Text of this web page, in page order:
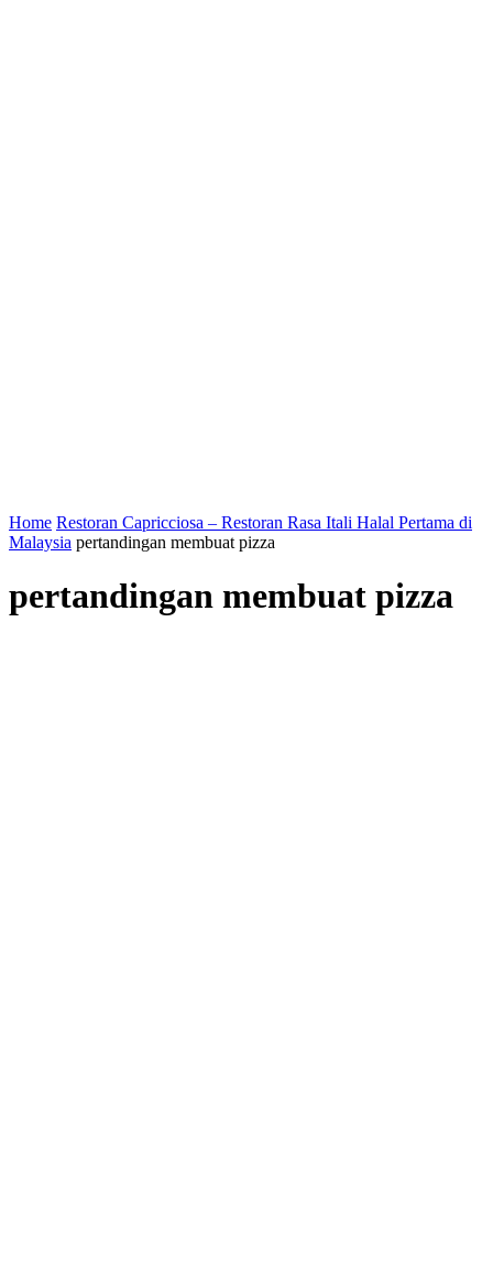
Home Restoran Capricciosa – Restoran Rasa Itali Halal Pertama di
Malaysia pertandingan membuat pizza
pertandingan membuat pizza